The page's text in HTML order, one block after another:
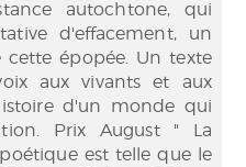
autochtone, qui
d'effacement, un
épopée. Un texte
aux vivants et aux
d'un monde qui
Prix August " La
est telle que le